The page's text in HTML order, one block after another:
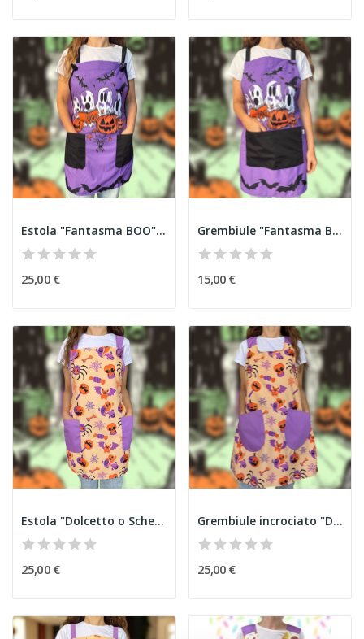
Estola "Fantasma BOO" Halloween
25,00 €
Grembiule "Fantasma BOO" Halloween
15,00 €
Estola "Dolcetto o Scherzetto" Halloween
25,00 €
Grembiule incrociato "Dolcetto o Scherzetto"...
25,00 €